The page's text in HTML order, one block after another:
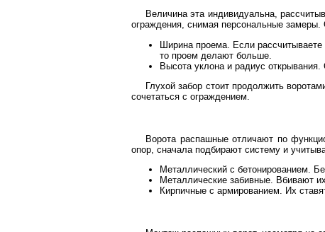
Величина эта индивидуальна,
ограждения, снимая персональные
Ширина проема. Если
то проем делают больше.
Высота уклона и радиус открывания.
Глухой забор стоит продолжить
сочетаться с ограждением.
Ворота распашные отличают по
опор, сначала подбирают систему и
Металлический с бетонированием.
Металлические забивные. Вбивают
Кирпичные с армированием. Их